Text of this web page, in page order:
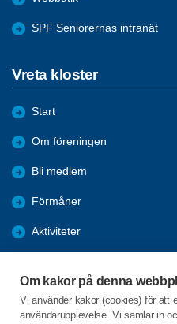
Om kakor på denna
Vi använder kakor (cookies) för att
användarupplevelse. Vi samlar in
SPF Seniorernas intranät
Vreta kloster
Start
Om föreningen
Bli medlem
Förmåner
Aktiviteter
Bildldgalleri